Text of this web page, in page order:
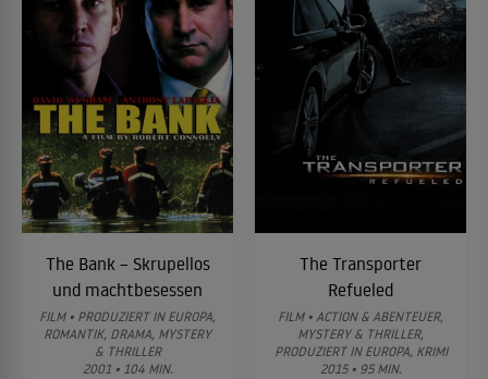
The Bank – Skrupellos
und machtbesessen
FILM • PRODUZIERT IN EUROPA,
ROMANTIK, DRAMA, MYSTERY
& THRILLER
2001 • 104 MIN.
The Transporter
Refueled
FILM • ACTION & ABENTEUER,
MYSTERY & THRILLER,
PRODUZIERT IN EUROPA, KRIMI
2015 • 95 MIN.